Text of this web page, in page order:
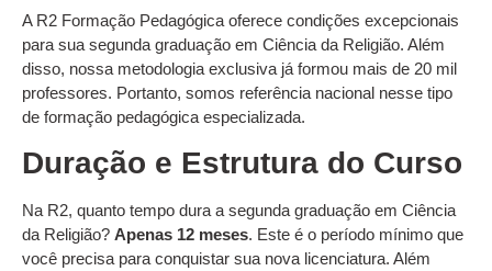
A R2 Formação Pedagógica oferece condições excepcionais
para sua segunda graduação em Ciência da Religião. Além
disso, nossa metodologia exclusiva já formou mais de 20 mil
professores. Portanto, somos referência nacional nesse tipo
de formação pedagógica especializada.
Duração e Estrutura do Curso
Na R2, quanto tempo dura a segunda graduação em Ciência
da Religião? Apenas 12 meses. Este é o período mínimo que
você precisa para conquistar sua nova licenciatura. Além